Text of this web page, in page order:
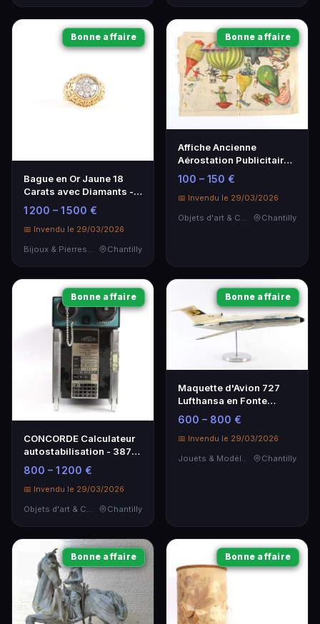
Bonne affaire
Bague en Or Jaune 18
Carats avec Diamants -
Élégance et Brillance
1 200 – 1 500 €
📅 Invendu le 29/03/2026
Bijoux & Pierres Précieuses
Chantilly
Bonne affaire
Affiche Ancienne
Aérostation Publicitaire
Lithographique - Art
Décoratif
100 – 150 €
📅 Invendu le 29/03/2026
Objets d'art & Curiosités
Chantilly
Bonne affaire
CONCORDE Calculateur
autostabilisation - 3878
heures de vol
800 – 1 200 €
📅 Invendu le 29/03/2026
Objets d'art & Curiosités
Chantilly
Bonne affaire
Maquette d'Avion 727
Lufthansa en Fonte
d'Aluminium - Objet de
Collection
600 – 800 €
📅 Invendu le 29/03/2026
Jouets & Modélisme
Chantilly
Bonne affaire Bonne affaire